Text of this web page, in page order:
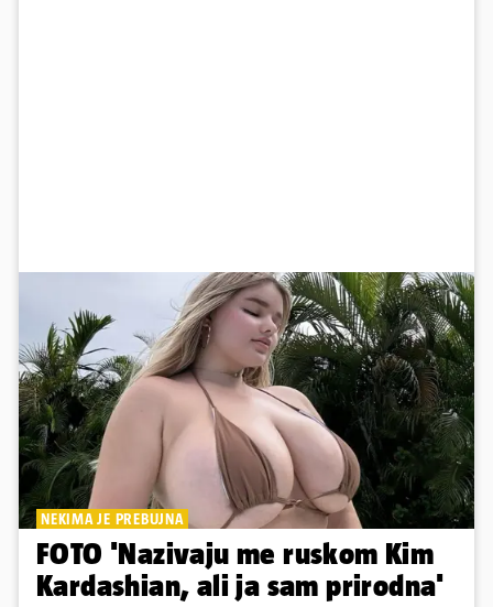
NEKIMA JE PREBUJNA
FOTO 'Nazivaju me ruskom Kim
Kardashian, ali ja sam prirodna'